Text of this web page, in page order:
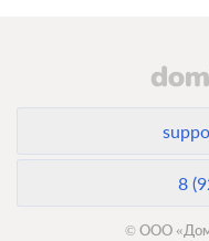
8
© ООО